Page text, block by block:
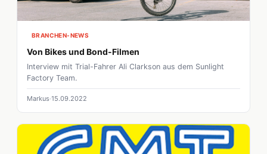
BRANCHEN-NEWS
Von Bikes und Bond-Filmen
Interview mit Trial-Fahrer Ali Clarkson aus dem Sunlight
Factory Team.
Markus 15.09.2022